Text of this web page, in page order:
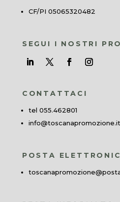
CF/PI 05065320482
SEGUI I NOSTRI
CONTATTACI
tel 055.462801
info@toscanapromozione.it
POSTA